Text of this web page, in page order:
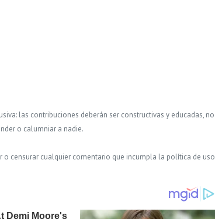
las contribuciones deberán ser constructivas y educadas, no
o calumniar a nadie.
censurar cualquier comentario que incumpla la política de uso